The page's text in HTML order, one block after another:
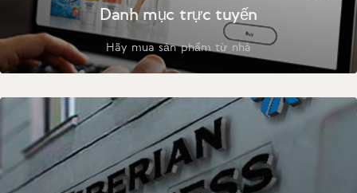
Danh mục trực tuyến
Hãy mua sản phẩm từ nhà